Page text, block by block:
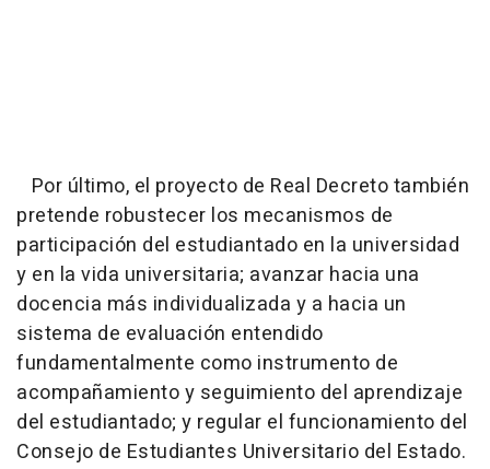
Por último, el proyecto de Real Decreto también
pretende robustecer los mecanismos de
participación del estudiantado en la universidad
y en la vida universitaria; avanzar hacia una
docencia más individualizada y a hacia un
sistema de evaluación entendido
fundamentalmente como instrumento de
acompañamiento y seguimiento del aprendizaje
del estudiantado; y regular el funcionamiento del
Consejo de Estudiantes Universitario del Estado.